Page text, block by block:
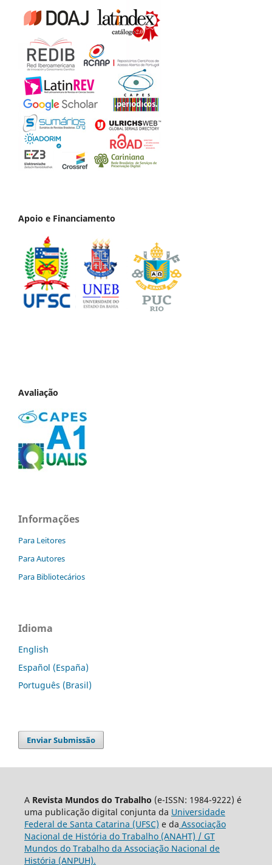
Apoio e Financiamento
Avaliação
Informações
Para Leitores
Para Autores
Para Bibliotecários
Idioma
English
Español (España)
Português (Brasil)
Enviar Submissão
A Revista Mundos do Trabalho (e-ISSN: 1984-9222) é
uma publicação digital conjunta da Universidade
Federal de Santa Catarina (UFSC) e da Associação
Nacional de História do Trabalho (ANAHT) / GT
Mundos do Trabalho da Associação Nacional de
História (ANPUH).